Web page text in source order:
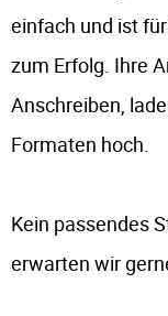
einfach und ist
zum Erfolg. Ihre
Anschreiben,
Formaten hoch.
Kein passendes
erwarten wir